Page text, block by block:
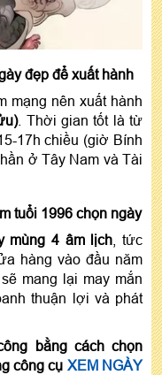
đẹp để xuất hành
mạng nên xuất hành
. Thời gian tốt là từ
17h chiều (giờ Bính
ở Tây Nam và Tài
tuổi 1996 chọn ngày
mùng 4 âm lịch , tức
hàng vào đầu năm
mang lại may mắn
thuận lợi và phát
bằng cách chọn
công cụ XEM NGÀY